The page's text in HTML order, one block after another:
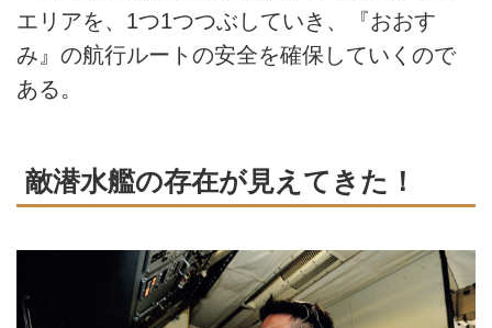
エリアを、1つ1つつぶしていき、『おおす
み』の航行ルートの安全を確保していくので
ある。
敵潜水艦の存在が見えてきた！